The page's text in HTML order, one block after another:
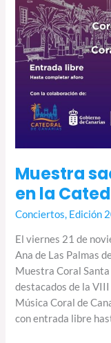
Muestra
en la
Conciertos, Edición
El viernes 21 de
Ana de Las Palmas
Muestra Coral
destacados de la
Música Coral de
con entrada libre